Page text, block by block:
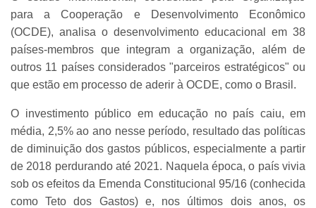
para a Cooperação e Desenvolvimento Econômico
(OCDE), analisa o desenvolvimento educacional em 38
países-membros que integram a organização, além de
outros 11 países considerados "parceiros estratégicos" ou
que estão em processo de aderir à OCDE, como o Brasil.
O investimento público em educação no país caiu, em
média, 2,5% ao ano nesse período, resultado das políticas
de diminuição dos gastos públicos, especialmente a partir
de 2018 perdurando até 2021. Naquela época, o país vivia
sob os efeitos da Emenda Constitucional 95/16 (conhecida
como Teto dos Gastos) e, nos últimos dois anos, os